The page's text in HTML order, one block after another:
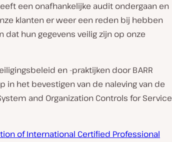
een onafhankelijke audit ondergaan en
klanten er weer een reden bij hebben
hun gegevens veilig zijn op onze
en -praktijken doorBARR
in het bevestigen van de naleving van de
and Organization Controls for Service
of International Certified Professional